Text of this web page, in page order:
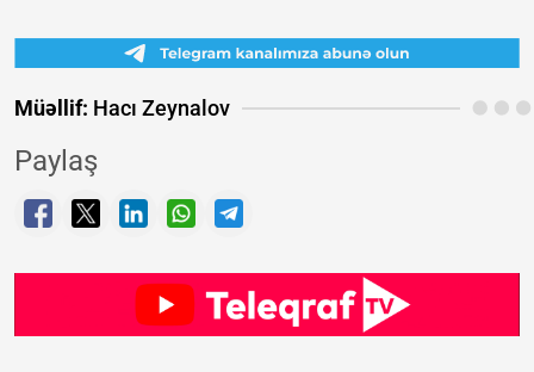
Müəllif: Hacı Zeynalov
Paylaş